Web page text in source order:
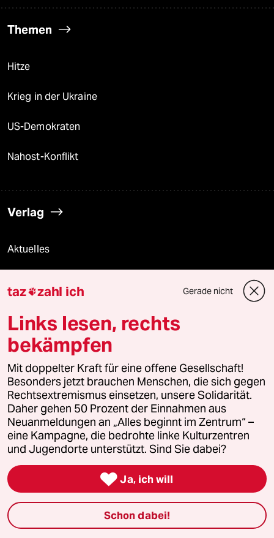
Themen
Hitze
Krieg in der Ukraine
US-Demokraten
Nahost-Konflikt
Verlag
Aktuelles
Stellen
Presse
Unterstützen
genossenschaft
taz zahl ich
taz zahl ich Gerade nicht
Links lesen, rechts
bekämpfen
Mit doppelter Kraft für eine offene Gesellschaft!
Besonders jetzt brauchen Menschen, die sich gegen
Rechtsextremismus einsetzen, unsere Solidarität.
Daher gehen 50 Prozent der Einnahmen aus
Neuanmeldungen an „Alles beginnt im Zentrum“ –
eine Kampagne, die bedrohte linke Kulturzentren
und Jugendorte unterstützt. Sind Sie dabei?
 Ja, ich will
Schon dabei!